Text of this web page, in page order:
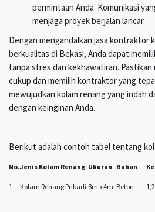
permintaan Anda. Komunikasi
menjaga proyek berjalan lancar.
Dengan mengandalkan jasa kontraktor
berkualitas di Bekasi, Anda dapat
tanpa stres dan kekhawatiran.
cukup dan memilih kontraktor yang
mewujudkan kolam renang yang indah
dengan keinginan Anda.
Berikut adalah contoh tabel tentang
No.Jenis Kolam Renang Ukuran Bahan
1 Kolam Renang Pribadi 8m x 4m Beton